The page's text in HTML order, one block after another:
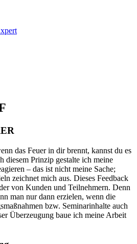
das Feuer in dir brennt, kannst du es
diesem Prinzip gestalte ich meine
– das ist nicht meine Sache;
zeichnet mich aus. Dieses Feedback
von Kunden und Teilnehmern. Denn
man nur dann erzielen, wenn die
bzw. Seminarinhalte auch
Überzeugung baue ich meine Arbeit